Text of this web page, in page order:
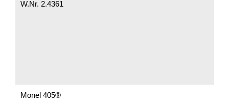
W.Nr. 2.4361
Monel 405®